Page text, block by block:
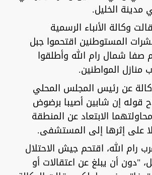
مدينة الخليل.
وكالة الأنباء الرسمية
المستوطنين اقتحموا جبل
شمال رام الله وأطلقوا
المواطنين.
عن رئيس المجلس المحلي
قوله إن شابين أصيبا برضوض
الابتعاد عن المنطقة
على إثرها إلى المستشفى.
رام الله، اقتحم جيش الاحتلال
"دون أن يبلغ عن اعتقالات أو